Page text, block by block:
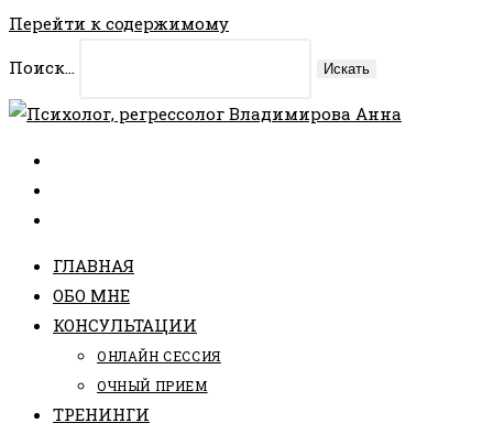
Перейти к содержимому
Поиск...
Искать
ГЛАВНАЯ
ОБО МНЕ
КОНСУЛЬТАЦИИ
ОНЛАЙН СЕССИЯ
ОЧНЫЙ ПРИЕМ
ТРЕНИНГИ